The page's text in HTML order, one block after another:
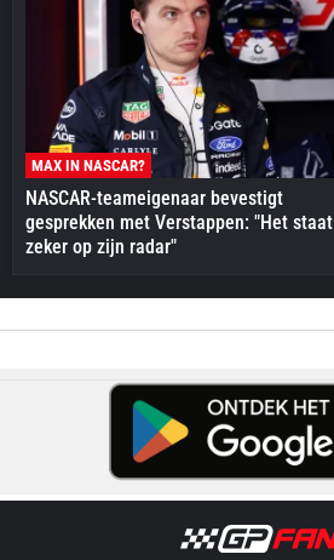
MAX IN NASCAR?
NASCAR-teameigenaar bevestigt
gesprekken met Verstappen: "Het staat
zeker op zijn radar"